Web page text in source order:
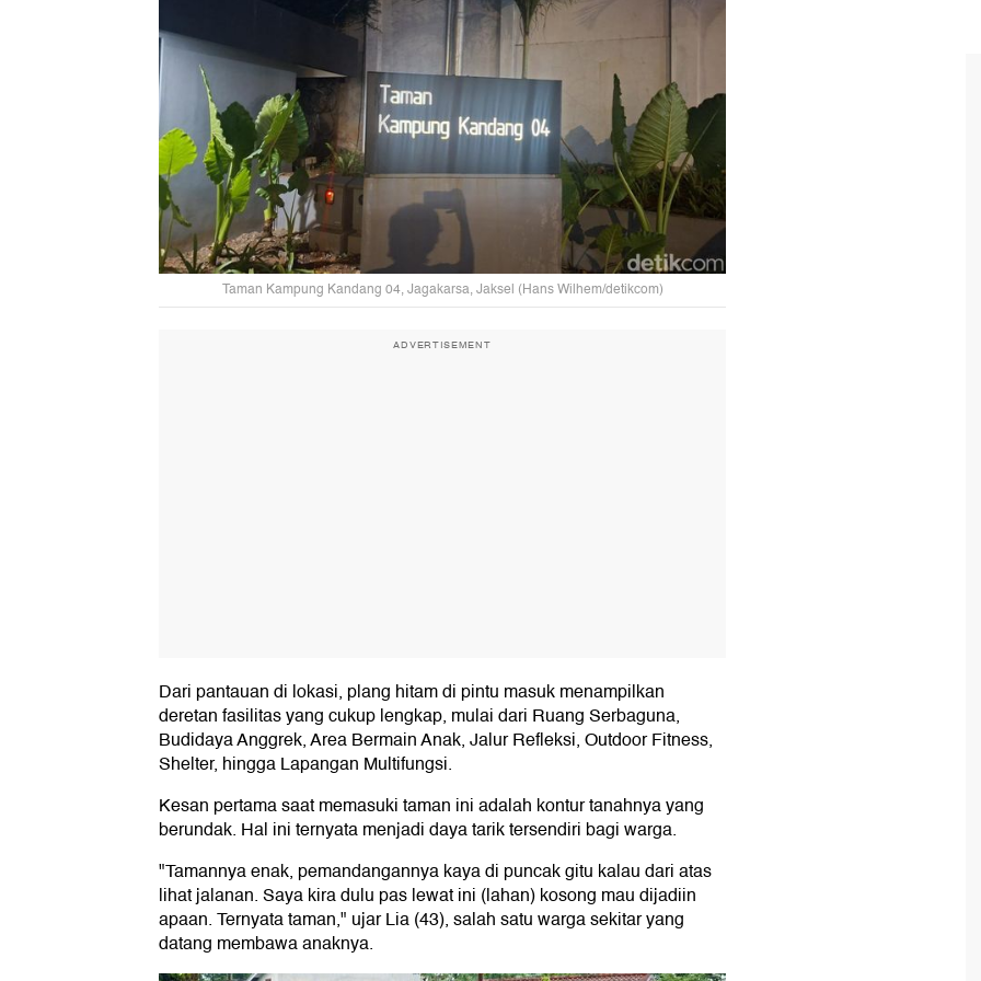
Taman Kampung Kandang 04, Jagakarsa, Jaksel (Hans Wilhem/detikcom)
ADVERTISEMENT
Dari pantauan di lokasi, plang hitam di pintu masuk menampilkan
deretan fasilitas yang cukup lengkap, mulai dari Ruang Serbaguna,
Budidaya Anggrek, Area Bermain Anak, Jalur Refleksi, Outdoor Fitness,
Shelter, hingga Lapangan Multifungsi.
Kesan pertama saat memasuki taman ini adalah kontur tanahnya yang
berundak. Hal ini ternyata menjadi daya tarik tersendiri bagi warga.
"Tamannya enak, pemandangannya kaya di puncak gitu kalau dari atas
lihat jalanan. Saya kira dulu pas lewat ini (lahan) kosong mau dijadiin
apaan. Ternyata taman," ujar Lia (43), salah satu warga sekitar yang
datang membawa anaknya.